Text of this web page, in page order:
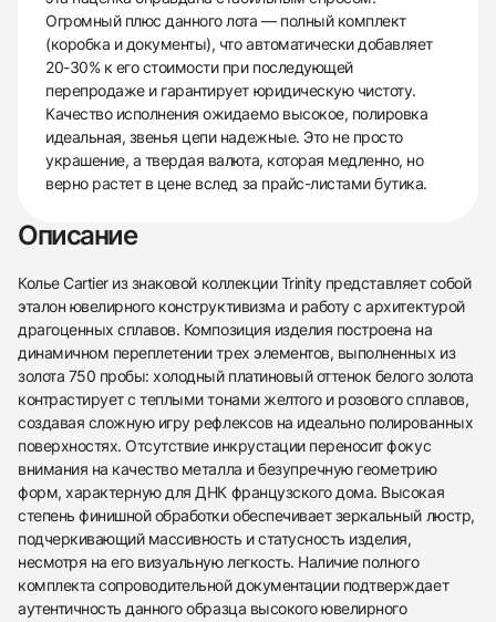
438
285
145
142
205
204
195
150
6
Огромный плюс данного лота — полный комплект
(коробка и документы), что автоматически добавляет
20-30% к его стоимости при последующей
перепродаже и гарантирует юридическую чистоту.
Качество исполнения ожидаемо высокое, полировка
идеальная, звенья цепи надежные. Это не просто
украшение, а твердая валюта, которая медленно, но
верно растет в цене вслед за прайс-листами бутика.
Описание
Колье Cartier из знаковой коллекции Trinity представляет собой
эталон ювелирного конструктивизма и работу с архитектурой
драгоценных сплавов. Композиция изделия построена на
динамичном переплетении трех элементов, выполненных из
золота 750 пробы: холодный платиновый оттенок белого золота
контрастирует с теплыми тонами желтого и розового сплавов,
создавая сложную игру рефлексов на идеально полированных
поверхностях. Отсутствие инкрустации переносит фокус
внимания на качество металла и безупречную геометрию
форм, характерную для ДНК французского дома. Высокая
степень финишной обработки обеспечивает зеркальный люстр,
подчеркивающий массивность и статусность изделия,
несмотря на его визуальную легкость. Наличие полного
комплекта сопроводительной документации подтверждает
аутентичность данного образца высокого ювелирного